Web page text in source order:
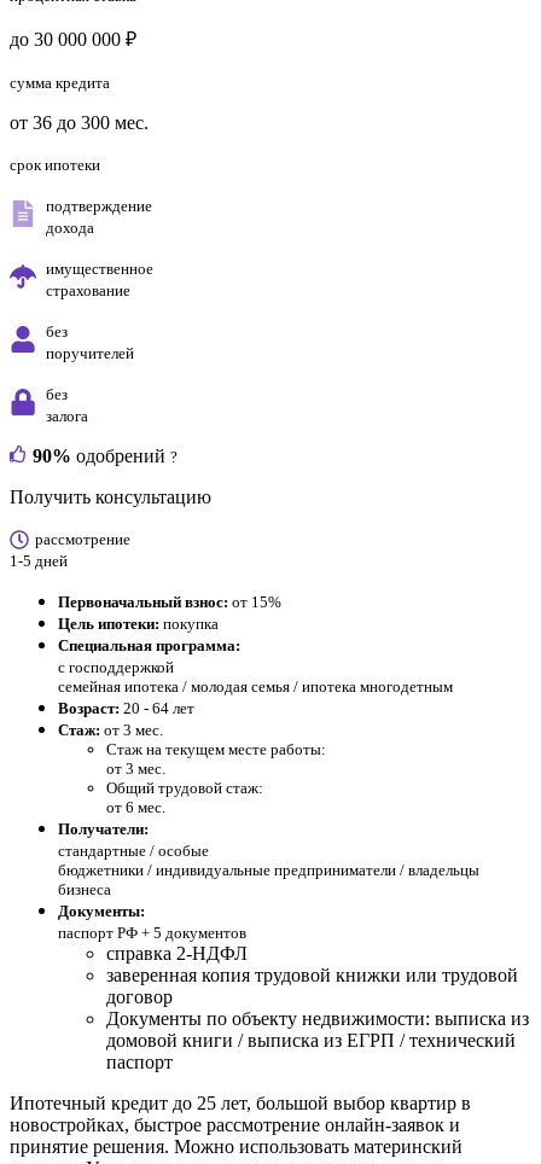
до 30 000 000 ₽
сумма кредита
от 36 до 300 мес.
срок ипотеки
подтверждение
дохода
имущественное
страхование
без
поручителей
без
залога
90% одобрений ?
Получить консультацию
рассмотрение
1-5 дней
Первоначальный взнос: от 15%
Цель ипотеки: покупка
Специальная программа:
с господдержкой
семейная ипотека / молодая семья / ипотека многодетным
Возраст: 20 - 64 лет
Стаж: от 3 мес.
Стаж на текущем месте работы:
от 3 мес.
Общий трудовой стаж:
от 6 мес.
Получатели:
стандартные / особые
бюджетники / индивидуальные предприниматели / владельцы
бизнеса
Документы:
паспорт РФ + 5 документов
справка 2-НДФЛ
заверенная копия трудовой книжки или трудовой
договор
Документы по объекту недвижимости: выписка из
домовой книги / выписка из ЕГРП / технический
паспорт
Ипотечный кредит до 25 лет, большой выбор квартир в
новостройках, быстрое рассмотрение онлайн-заявок и
принятие решения. Можно использовать материнский